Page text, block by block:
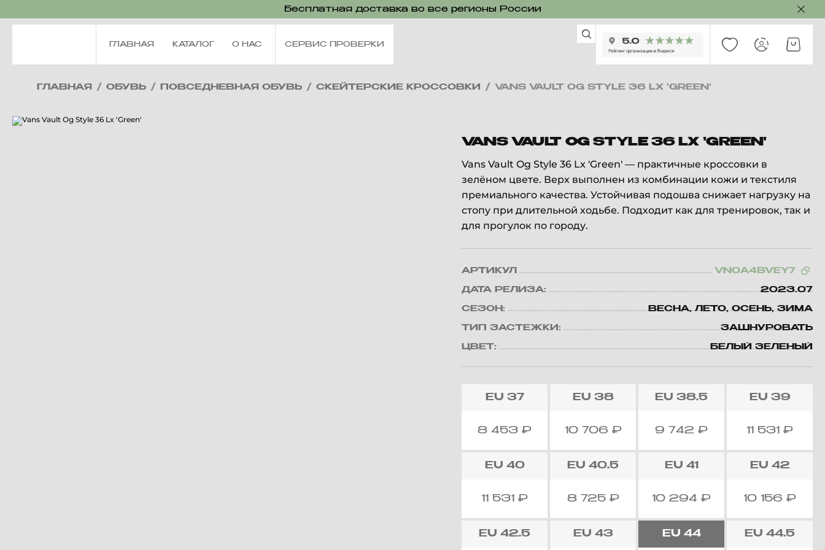
Бесплатная доставка во все регионы России
ГЛАВНАЯ КАТАЛОГ О НАС СЕРВИС ПРОВЕРКИ
ГЛАВНАЯ / ОБУВЬ / ПОВСЕДНЕВНАЯ ОБУВЬ / СКЕЙТЕРСКИЕ КРОССОВКИ / VANS VAULT OG STYLE 36 LX 'GREEN'
VANS VAULT OG STYLE 36 LX 'GREEN'
Vans Vault Og Style 36 Lx 'Green' — практичные кроссовки в
зелёном цвете. Верх выполнен из комбинации кожи и текстиля
премиального качества. Устойчивая подошва снижает нагрузку на
стопу при длительной ходьбе. Подходит как для тренировок, так и
для прогулок по городу.
АРТИКУЛ VN0A4BVEY7
ДАТА РЕЛИЗА: 2023.07
СЕЗОН: ВЕСНА, ЛЕТО, ОСЕНЬ, ЗИМА
ТИП ЗАСТЕЖКИ: ЗАШНУРОВАТЬ
ЦВЕТ: БЕЛЫЙ ЗЕЛЕНЫЙ
EU 37
8 453₽
EU 38
10 706 ₽
EU 38.5
9 742₽
EU 39
11 531 ₽
EU 40
11 531₽
EU 40.5
8 725 ₽
EU 41
10 294₽
EU 42
10 156 ₽
EU 42.5 EU 43 EU 44 EU 44.5